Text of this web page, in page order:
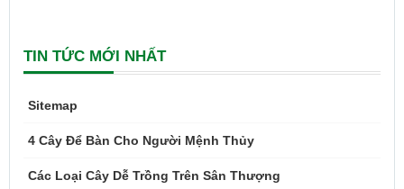
TIN TỨC MỚI NHẤT
Sitemap
4 Cây Để Bàn Cho Người Mệnh Thủy
Các Loại Cây Dễ Trồng Trên Sân Thượng